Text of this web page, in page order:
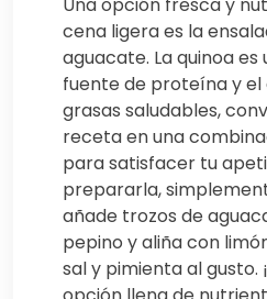
cena ligera es la
aguacate. La quinoa
fuente de proteína y
grasas saludables,
receta en una
para satisfacer tu
prepararla,
añade trozos de
pepino y aliña con
sal y pimienta al gusto.